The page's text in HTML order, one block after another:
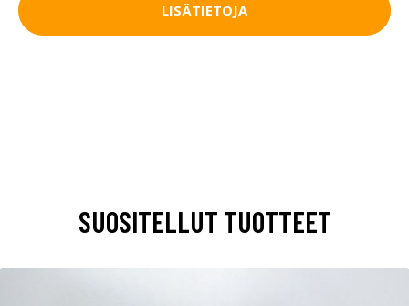
LISÄTIETOJA
SUOSITELLUT TUOTTEET